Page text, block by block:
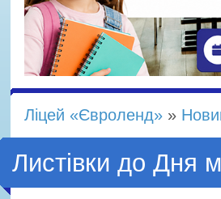
Ліцей «Євроленд» »
Листівки до Дня